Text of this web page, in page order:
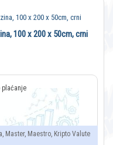
100 x 200 x 50cm, crni
Master, Maestro, Kripto Valute